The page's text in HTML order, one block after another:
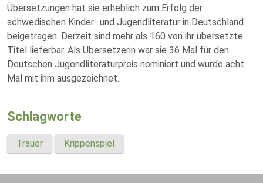
Übersetzungen hat sie erheblich zum Erfolg der
schwedischen Kinder- und Jugendliteratur in Deutschland
beigetragen. Derzeit sind mehr als 160 von ihr übersetzte
Titel lieferbar. Als Übersetzerin war sie 36 Mal für den
Deutschen Jugendliteraturpreis nominiert und wurde acht
Mal mit ihm ausgezeichnet.
Schlagworte
Trauer Krippenspiel